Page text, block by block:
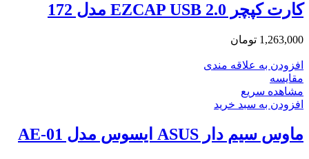
کارت کپچر EZCAP USB 2.0 مدل 172
1,263,000 تومان
افزودن به علاقه مندی
مقایسه
مشاهده سریع
افزودن به سبد خرید
ماوس سیم دار ASUS ایسوس مدل AE-01